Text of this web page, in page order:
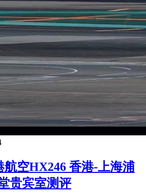
航空HX246 香港-上海浦
贵宾室测评